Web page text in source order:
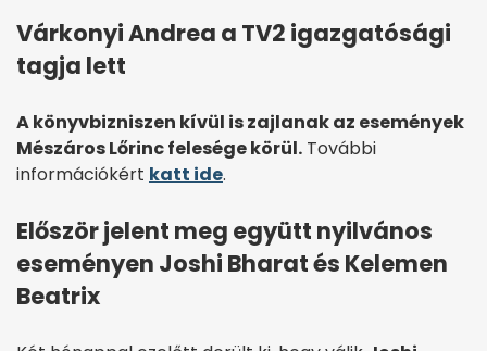
Várkonyi Andrea a TV2 igazgatósági
tagja lett
A könyvbizniszen kívül is zajlanak az események
Mészáros Lőrinc felesége körül. További
információkért katt ide.
Először jelent meg együtt nyilvános
eseményen Joshi Bharat és Kelemen
Beatrix